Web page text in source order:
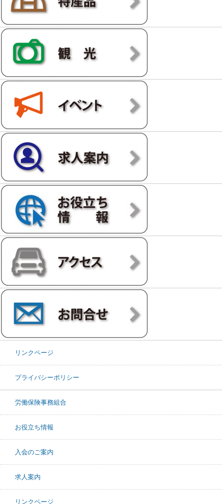
リンクページ
プライバシーポリシー
労働保険事務組合
お役立ち情報
入会のご案内
求人案内
リンクページ